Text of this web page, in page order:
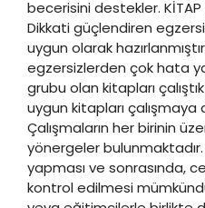
becerisini destekler. KİTAP
Dikkati güçlendiren
uygun olarak
egzersizlerden çok hata
grubu olan kitapları
uygun kitapları
Çalışmaların her birinin
yönergeler
yapması ve sonrasında,
kontrol edilmesi